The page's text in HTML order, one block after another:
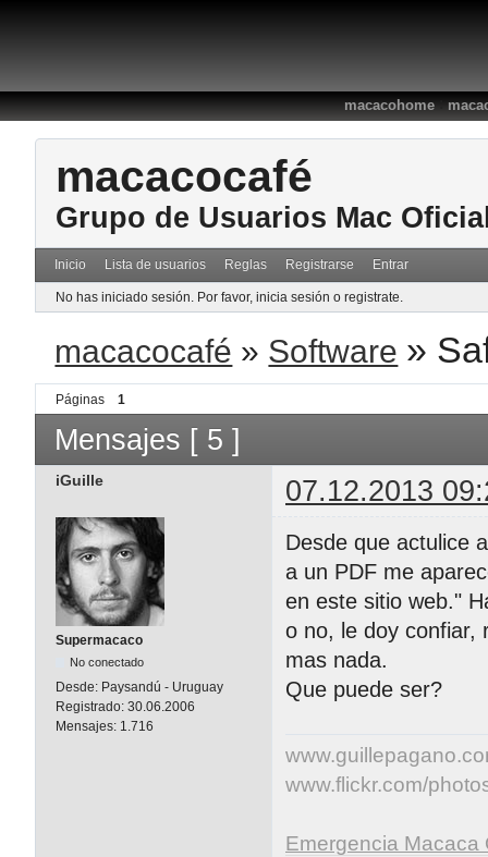
macacohome:
macacocafé
Grupo de Usuarios Mac
Inicio Lista de usuarios Reglas Registrarse Entrar
No has iniciado sesión. Por favor, inicia sesión o registrate.
macacocafé » Software »
Páginas 1
Mensajes [ 5 ]
iGuille 07.12.2013
Supermacaco
No conectado
Desde: Paysandú - Uruguay
Registrado: 30.06.2006
Mensajes: 1.716
Desde que actulice
a un PDF me
en este sitio web."
o no, le doy confiar,
mas nada.
Que puede ser?
www.flickr.com/
Emergencia Macaca